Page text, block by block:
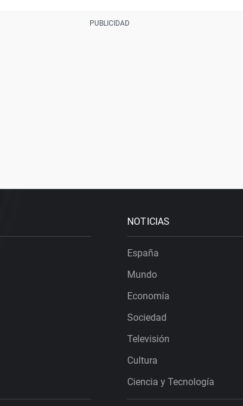
NOTICIAS
España
Mundo
Economía
Sociedad
Televisión
Cultura
Ciencia y Tecnología